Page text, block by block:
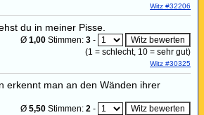
Witz #32206
du in meiner Pisse.
Ø 1,00 Stimmen: 3 -
(1 = schlecht, 10 = sehr gut)
Witz #30325
erkennt man an den Wänden ihrer
Ø 5,50 Stimmen: 2 -